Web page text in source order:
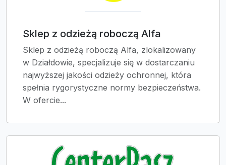
Sklep z odzieżą roboczą Alfa
Sklep z odzieżą roboczą Alfa, zlokalizowany
w Działdowie, specjalizuje się w dostarczaniu
najwyższej jakości odzieży ochronnej, która
spełnia rygorystyczne normy bezpieczeństwa.
W ofercie...